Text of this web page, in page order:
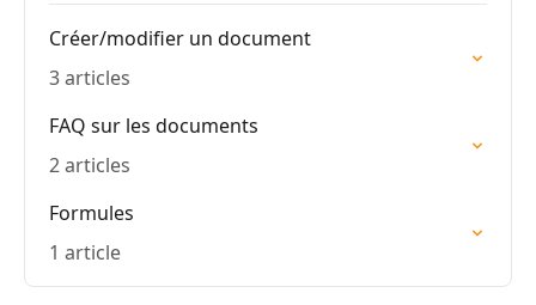
Créer/modifier un document
3 articles
FAQ sur les documents
2 articles
Formules
1 article